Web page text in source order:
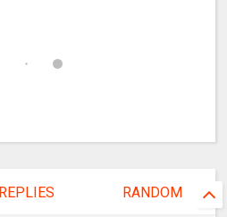
REPLIES RANDOM